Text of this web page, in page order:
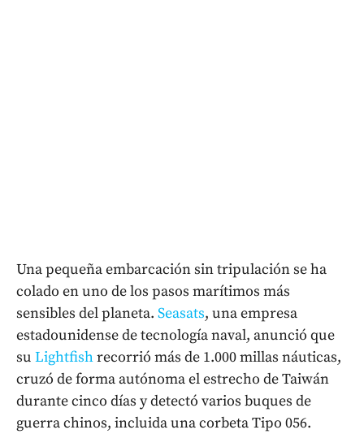
Una pequeña embarcación sin tripulación se ha
colado en uno de los pasos marítimos más
sensibles del planeta. Seasats, una empresa
estadounidense de tecnología naval, anunció que
su Lightfishrecorrió más de 1.000 millas náuticas,
cruzó de forma autónoma el estrecho de Taiwán
durante cinco días y detectó varios buques de
guerra chinos, incluida una corbeta Tipo 056.